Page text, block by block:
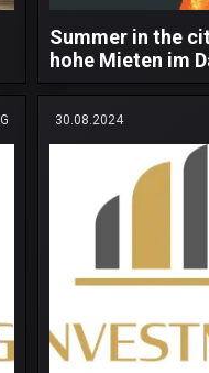
Summer in the
hohe Mieten im
30.08.2024